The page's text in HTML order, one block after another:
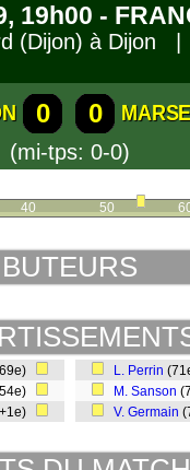
19h00 -
(Dijon) à
0 0
(mi-tps: 0-0)
40 50
BUTEURS
L. Perrin
M. Sanson
V. Germain